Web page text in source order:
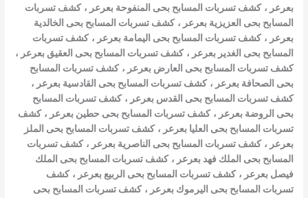
بعرعر ، كشف تسربات المسابح بحى المنفوحة بعرعر ، كشف تسربات
المسابح بحى العزيزية بعرعر ، كشف تسربات المسابح بحى الخالدية
بعرعر ، كشف تسربات المسابح بحى اليمامة بعرعر ، كشف تسربات
المسابح بحى الغدير بعرعر ، كشف تسربات المسابح بحى العقيق بعرعر ،
كشف تسربات المسابح بحى العارض بعرعر ، كشف تسربات المسابح
بحى الصحافة بعرعر ، كشف تسربات المسابح بحى القادسية بعرعر ،
كشف تسربات المسابح بحى القدس بعرعر ، كشف تسربات المسابح
بحى الروضة بعرعر ، كشف تسربات المسابح بحى حطين بعرعر ، كشف
تسربات المسابح بحى العليا بعرعر ، كشف تسربات المسابح بحى الملز
بعرعر ، كشف تسربات المسابح بحى الناصرية بعرعر ، كشف تسربات
المسابح بحى الملك فهد بعرعر ، كشف تسربات المسابح بحى الملك
فيصل بعرعر ، كشف تسربات المسابح بحى الربيع بعرعر ، كشف
تسربات المسابح بحى اليرموك بعرعر ، كشف تسربات المسابح بحى